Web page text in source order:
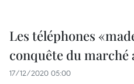
Les téléphones
conquête du
17/12/2020 05:00